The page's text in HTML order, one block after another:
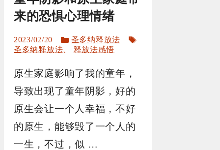
来的恐惧心理情绪
2023/02/20
分
类
圣多纳释放法
圣多纳释放法 释放法感悟
原生家庭影响了我的童年，
导致出现了童年阴影，好的
原生会让一个人幸福，不好
的原生，能够毁了一个人的
一生，不过，似 …